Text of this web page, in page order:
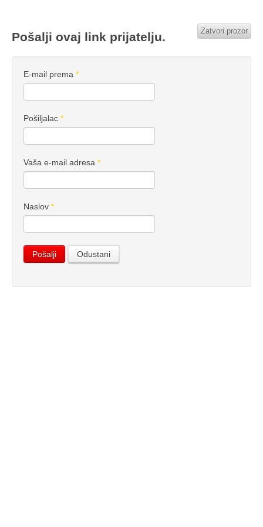
Pošalji ovaj link prijatelju. Zatvori prozor
E-mail prema *
Pošiljalac *
Vaša e-mail adresa *
Naslov *
Pošalji Odustani